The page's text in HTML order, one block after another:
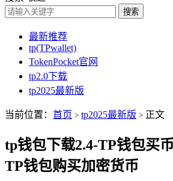
搜索
最新推荐
tp(TPwallet)
TokenPocket官网
tp2.0下载
tp2025最新版
当前位置： 首页 > tp2025最新版 > 正文
tp钱包下载2.4-TP钱包买
TP钱包购买加密货币